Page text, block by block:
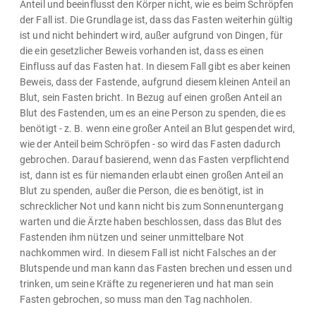
Anteil und beeinflusst den Körper nicht, wie es beim Schröpfen
der Fall ist. Die Grundlage ist, dass das Fasten weiterhin gültig
ist und nicht behindert wird, außer aufgrund von Dingen, für
die ein gesetzlicher Beweis vorhanden ist, dass es einen
Einfluss auf das Fasten hat. In diesem Fall gibt es aber keinen
Beweis, dass der Fastende, aufgrund diesem kleinen Anteil an
Blut, sein Fasten bricht. In Bezug auf einen großen Anteil an
Blut des Fastenden, um es an eine Person zu spenden, die es
benötigt - z. B. wenn eine großer Anteil an Blut gespendet wird,
wie der Anteil beim Schröpfen - so wird das Fasten dadurch
gebrochen. Darauf basierend, wenn das Fasten verpflichtend
ist, dann ist es für niemanden erlaubt einen großen Anteil an
Blut zu spenden, außer die Person, die es benötigt, ist in
schrecklicher Not und kann nicht bis zum Sonnenuntergang
warten und die Ärzte haben beschlossen, dass das Blut des
Fastenden ihm nützen und seiner unmittelbare Not
nachkommen wird. In diesem Fall ist nicht Falsches an der
Blutspende und man kann das Fasten brechen und essen und
trinken, um seine Kräfte zu regenerieren und hat man sein
Fasten gebrochen, so muss man den Tag nachholen.